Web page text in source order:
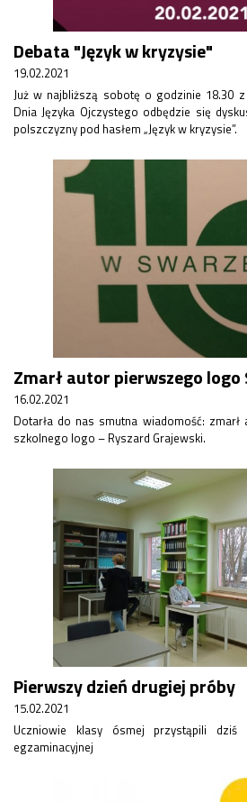
Kontakty zagraniczne
Newsy
Obóz adaptacyjny
Polityka ochrony dzieci
Przewodniczący Rady Szkoły
Szkoła zimowa
Warsztaty interdyscyplinarne
Wykaz podręczników
Zajęcia pozalekcyjne
Aplikacje szkolne
Rekrutacja SP
O nas
Regulamin rekrutacji do SP
Informacja o teście z języka angielskiego
Stypendia naukowe
Plan nauczania klasa 7. i 8.
Debata "Język w kryzysie"
19.02.2021
Już w najbliższą sobotę o godzinie 18.30
Dnia Języka Ojczystego odbędzie się
polszczyzny pod hasłem „Język w kryzysie”.
Zmarł autor pierwszego logo
16.02.2021
Dotarła do nas smutna wiadomość:
szkolnego logo – Ryszard Grajewski.
Pierwszy dzień drugiej próby
15.02.2021
Uczniowie klasy ósmej przystąpili
egzaminacyjnej